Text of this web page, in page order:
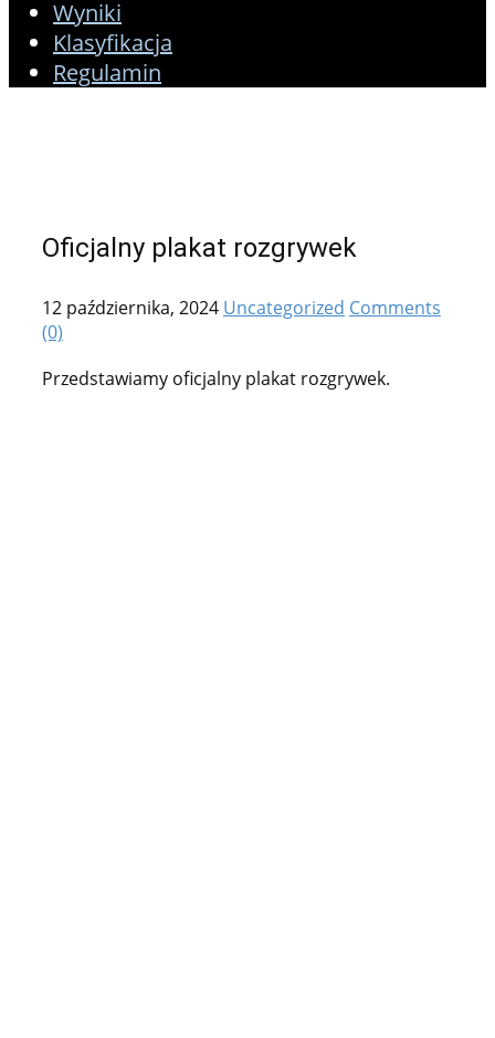
Wyniki
Klasyfikacja
Regulamin
Oficjalny plakat rozgrywek
12 października, 2024 Uncategorized Comments
(0)
Przedstawiamy oficjalny plakat rozgrywek.